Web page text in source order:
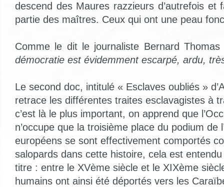
descend des Maures razzieurs d’autrefois et
partie des maîtres. Ceux qui ont une peau
Comme le dit le journaliste Bernard
démocratie est évidemment escarpé, ardu,
Le second doc, intitulé « Esclaves oubliés »
retrace les différentes traites esclavagistes à
c’est là le plus important, on apprend que
n’occupe que la troisième place du podium de
européens se sont effectivement comportés
salopards dans cette histoire, cela est
titre : entre le XVème siècle et le XIXème
humains ont ainsi été déportés vers les